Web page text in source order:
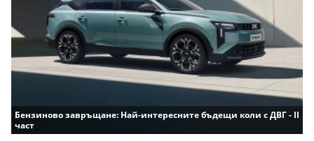
Бензиново завръщане: Най-интересните бъдещи коли с ДВГ - II
част